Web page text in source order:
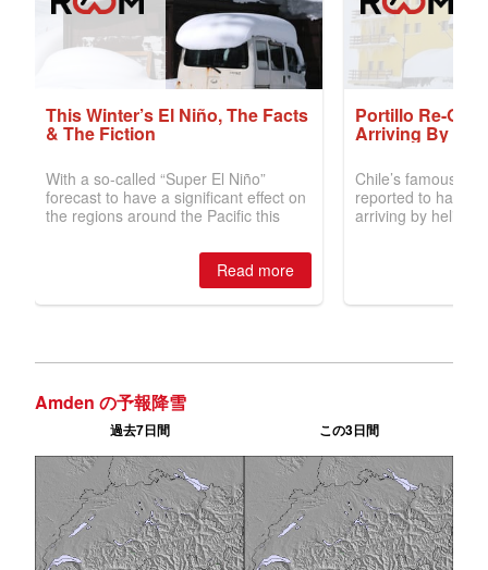
Amden の予報降雪
過去7日間 この3日間